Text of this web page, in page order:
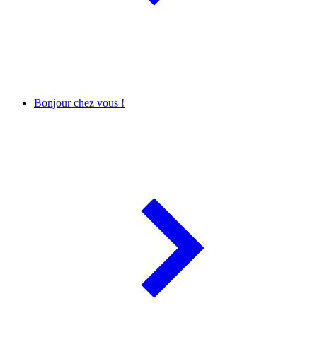
Bonjour chez vous !